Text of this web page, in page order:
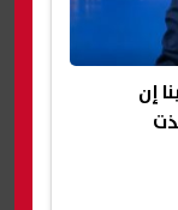
إن
أنقذت